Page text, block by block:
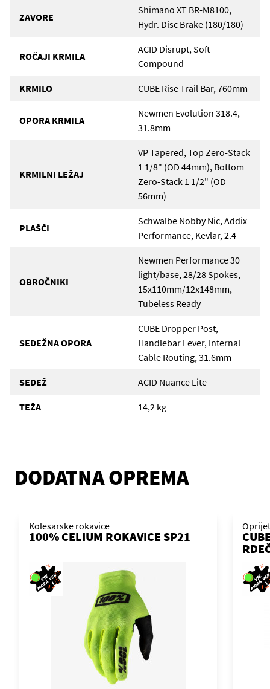
ZAVORE
Shimano XT BR-M8100,
Hydr. Disc Brake (180/180)
ROČAJI KRMILA
ACID Disrupt, Soft
Compound
KRMILO CUBE Rise Trail Bar, 760mm
OPORA KRMILA
Newmen Evolution 318.4,
31.8mm
KRMILNI LEŽAJ
VP Tapered, Top Zero-Stack
1 1/8" (OD 44mm), Bottom
Zero-Stack 1 1/2" (OD
56mm)
PLAŠČI
Schwalbe Nobby Nic, Addix
Performance, Kevlar, 2.4
OBROČNIKI
Newmen Performance 30
light/base, 28/28 Spokes,
15x110mm/12x148mm,
Tubeless Ready
SEDEŽNA OPORA
CUBE Dropper Post,
Handlebar Lever, Internal
Cable Routing, 31.6mm
SEDEŽ ACID Nuance Lite
TEŽA 14,2 kg
DODATNA OPREMA
Kolesarske rokavice
100% CELIUM ROKAVICE SP21